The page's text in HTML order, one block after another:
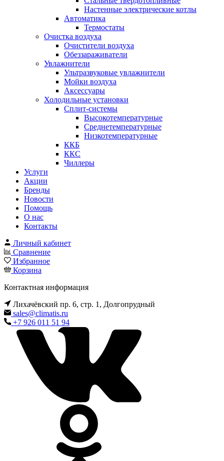
Настенные электрические котлы
Автоматика
Термостаты
Очистка воздуха
Очистители воздуха
Обеззараживатели
Увлажнители
Ультразвуковые увлажнители
Мойки воздуха
Аксессуары
Холодильные установки
Сплит-системы
Высокотемпературные
Среднетемпературные
Низкотемпературные
ККБ
ККС
Чиллеры
Услуги
Акции
Бренды
Новости
Помощь
О нас
Контакты
Личный кабинет
Сравнение
Избранное
Корзина
Контактная информация
Лихачёвский пр. 6, стр. 1, Долгопрудный
sales@climatis.ru
+7 926 011 51 94